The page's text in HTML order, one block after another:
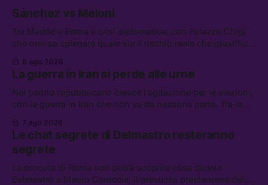
Sánchez vs Meloni
Tra Madrid e Roma è crisi diplomatica, con Palazzo Chigi
che non sa spiegare quale sia il rischio reale che giustifica
di difesa tra Arabia Saudita, Pakistan e Turchia, la crisi del
carburante irregolare, e un altro caso di IA ribelle
8 ago 2026
La guerra in Iran si perde alle urne
Nel partito repubblicano cresce l’agitazione per le elezioni,
con la guerra in Iran che non va da nessuna parte. Tra le
lavoro, Schlein prova a mettere in sicurezza la coalizione, e
che cos’è lo “Spiralismo,” la religione degli agenti IA
7 ago 2026
Le chat segrete di Delmastro resteranno
segrete
La procura di Roma non potrà scoprire cosa diceva
Delmastro a Mauro Caroccia, il presunto prestanome del